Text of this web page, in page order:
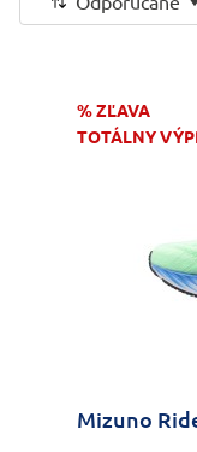
% ZĽAVA
TOTÁLNY
Mizuno